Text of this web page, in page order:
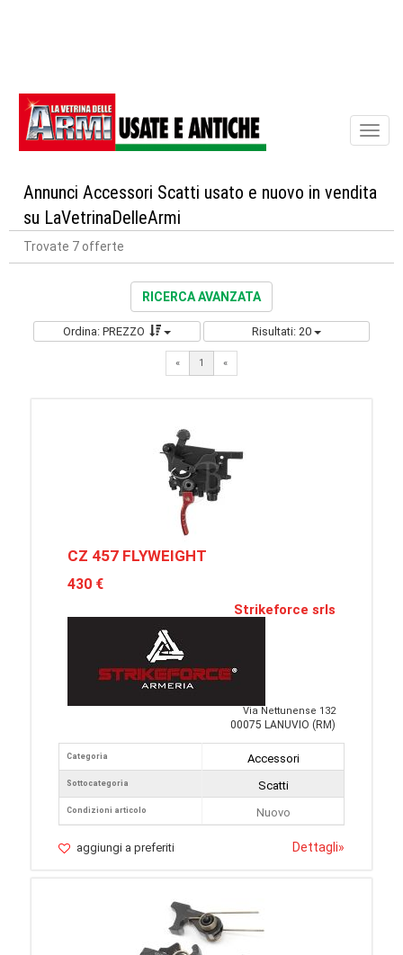
Annunci Accessori Scatti usato e nuovo in vendita
su LaVetrinaDelleArmi
Trovate 7 offerte
RICERCA AVANZATA
Ordina: PREZZO Risultati: 20
« 1 «
CZ 457 FLYWEIGHT
430 €
Strikeforce srls
Via Nettunense 132
00075 LANUVIO (RM)
Categoria
Sottocategoria
Condizioni articolo
Accessori
Scatti
Nuovo
aggiungi a preferiti Dettagli»